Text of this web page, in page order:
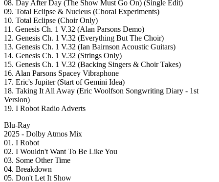
08. Day After Day (The Show Must Go On) (Single Edit)
09. Total Eclipse & Nucleus (Choral Experiments)
10. Total Eclipse (Choir Only)
11. Genesis Ch. 1 V.32 (Alan Parsons Demo)
12. Genesis Ch. 1 V.32 (Everything But The Choir)
13. Genesis Ch. 1 V.32 (Ian Bairnson Acoustic Guitars)
14. Genesis Ch. 1 V.32 (Strings Only)
15. Genesis Ch. 1 V.32 (Backing Singers & Choir Takes)
16. Alan Parsons Spacey Vibraphone
17. Eric's Jupiter (Start of Gemini Idea)
18. Taking It All Away (Eric Woolfson Songwriting Diary - 1st
Version)
19. I Robot Radio Adverts
Blu-Ray
2025 - Dolby Atmos Mix
01. I Robot
02. I Wouldn't Want To Be Like You
03. Some Other Time
04. Breakdown
05. Don't Let It Show